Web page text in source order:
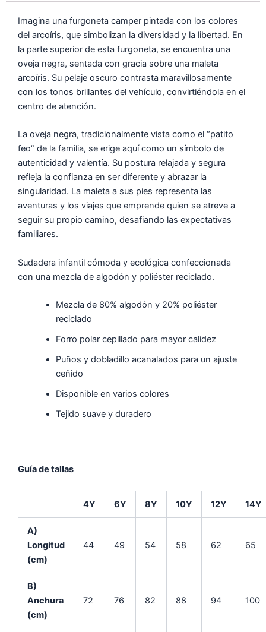
Imagina una furgoneta camper pintada con los colores
del arcoíris, que simbolizan la diversidad y la libertad. En
la parte superior de esta furgoneta, se encuentra una
oveja negra, sentada con gracia sobre una maleta
arcoíris. Su pelaje oscuro contrasta maravillosamente
con los tonos brillantes del vehículo, convirtiéndola en el
centro de atención.
La oveja negra, tradicionalmente vista como el “patito
feo” de la familia, se erige aquí como un símbolo de
autenticidad y valentía. Su postura relajada y segura
refleja la confianza en ser diferente y abrazar la
singularidad. La maleta a sus pies representa las
aventuras y los viajes que emprende quien se atreve a
seguir su propio camino, desafiando las expectativas
familiares.
Sudadera infantil cómoda y ecológica confeccionada
con una mezcla de algodón y poliéster reciclado.
Mezcla de 80% algodón y 20% poliéster
reciclado
Forro polar cepillado para mayor calidez
Puños y dobladillo acanalados para un ajuste
ceñido
Disponible en varios colores
Tejido suave y duradero
Guía de tallas
4Y 6Y 8Y 10Y 12Y 14Y
A)
Longitud
(cm)
44 49 54 58 62 65
B)
Anchura
(cm)
72 76 82 88 94 100